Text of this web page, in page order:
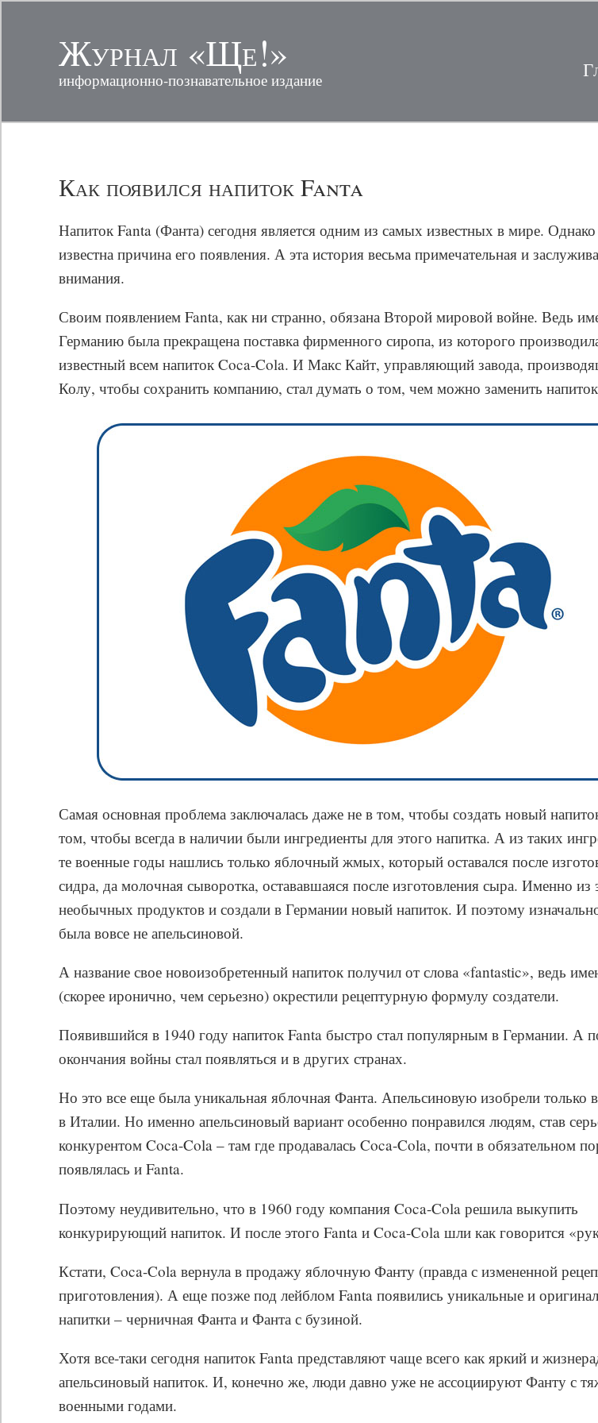
Журнал «Ще!»
информационно-познавательное издание
Как появился напиток Fanta
Напиток Fanta (Фанта) сегодня является одним из самых известных в мире.
известна причина его появления. А эта история весьма примечательная и
внимания.
Своим появлением Fanta, как ни странно, обязана Второй мировой войне. Ведь
Германию была прекращена поставка фирменного сиропа, из которого
известный всем напиток Coca-Cola. И Макс Кайт, управляющий завода,
Колу, чтобы сохранить компанию, стал думать о том, чем можно заменить
Самая основная проблема заключалась даже не в том, чтобы создать новый
том, чтобы всегда в наличии были ингредиенты для этого напитка. А из таких
те военные годы нашлись только яблочный жмых, который оставался после
сидра, да молочная сыворотка, остававшаяся после изготовления сыра. Именно из
необычных продуктов и создали в Германии новый напиток. И поэтому
была вовсе не апельсиновой.
А название свое новоизобретенный напиток получил от слова «fantastic», ведь
(скорее иронично, чем серьезно) окрестили рецептурную формулу создатели.
Появившийся в 1940 году напиток Fanta быстро стал популярным в Германии. А
окончания войны стал появляться и в других странах.
Но это все еще была уникальная яблочная Фанта. Апельсиновую изобрели только
в Италии. Но именно апельсиновый вариант особенно понравился людям, став
конкурентом Coca-Cola – там где продавалась Coca-Cola, почти в обязательном
появлялась и Fanta.
Поэтому неудивительно, что в 1960 году компания Coca-Cola решила выкупить
конкурирующий напиток. И после этого Fanta и Coca-Cola шли как говорится
Кстати, Coca-Cola вернула в продажу яблочную Фанту (правда с измененной
приготовления). А еще позже под лейблом Fanta появились уникальные и
напитки – черничная Фанта и Фанта с бузиной.
Хотя все-таки сегодня напиток Fanta представляют чаще всего как яркий и
апельсиновый напиток. И, конечно же, люди давно уже не ассоциируют Фанту с
военными годами.